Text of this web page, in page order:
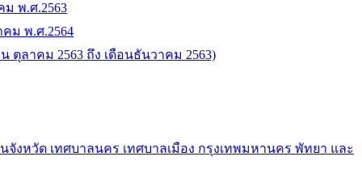
พ.ศ.2563
ม พ.ศ.2564
ตุลาคม 2563 ถึง เดือนธันวาคม 2563)
หวัด เทศบาลนคร เทศบาลเมือง กรุงเทพมหานคร พัทยา และ